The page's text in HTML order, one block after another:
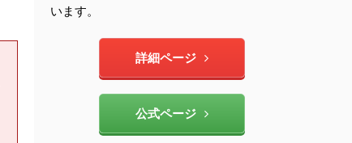
います。
詳細ページ
公式ページ